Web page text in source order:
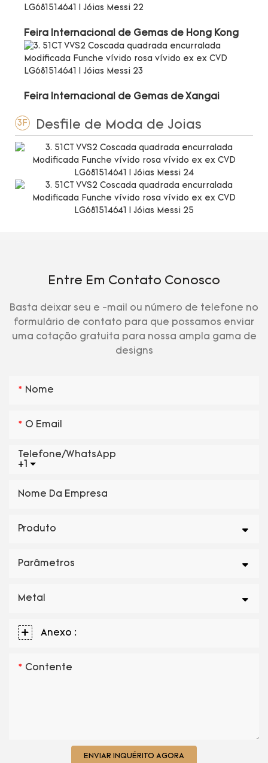
Feira Internacional de Gemas de Hong Kong
Feira Internacional de Gemas de Xangai
3F Desfile de Moda de Joias
Entre Em Contato Conosco
Basta deixar seu e -mail ou número de telefone no
formulário de contato para que possamos enviar
uma cotação gratuita para nossa ampla gama de
designs
Nome
O Email
+1
Telefone/WhatsApp
Nome Da Empresa
Produto
Parâmetros
Metal
Anexo :
Contente
ENVIAR INQUÉRITO AGORA